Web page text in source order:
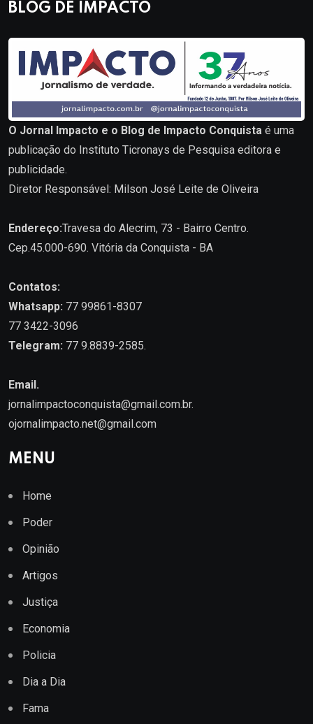
BLOG DE IMPACTO
O Jornal Impacto e o Blog de Impacto Conquista é uma
publicação do Instituto Ticronays de Pesquisa editora e
publicidade.
Diretor Responsável: Milson José Leite de Oliveira
Endereço:Travesa do Alecrim, 73 - Bairro Centro.
Cep.45.000-690. Vitória da Conquista - BA
Contatos:
Whatsapp: 77 99861-8307
77 3422-3096
Telegram: 77 9.8839-2585.
Email.
jornalimpactoconquista@gmail.com.br.
ojornalimpacto.net@gmail.com
MENU
Home
Poder
Opinião
Artigos
Justiça
Economia
Policia
Dia a Dia
Fama